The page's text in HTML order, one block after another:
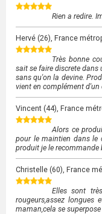
Rien a redire.
Hervé (26), France
Très bonne
sait se faire discrete
sans qu'on la devine.
vient en complément
Vincent (44), France
Alors ce
pour le maintien dans le
produit je le recommande
Christelle (60), France
Elles sont
rougeurs,assez longues
maman,cela se